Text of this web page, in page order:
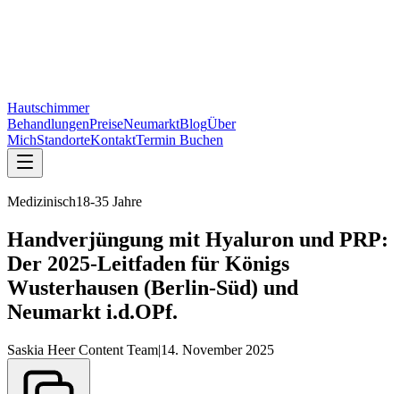
Hautschimmer
BehandlungenPreiseNeumarktBlogÜber
MichStandorteKontaktTermin Buchen
Medizinisch18-35 Jahre
Handverjüngung mit Hyaluron und PRP:
Der 2025‑Leitfaden für Königs
Wusterhausen (Berlin‑Süd) und
Neumarkt i.d.OPf.
Saskia Heer Content Team|14. November 2025